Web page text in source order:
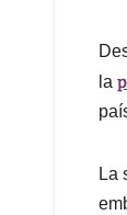
la
La